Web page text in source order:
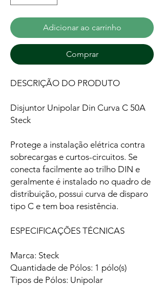
Adicionar ao carrinho
Comprar
DESCRIÇÃO DO PRODUTO
Disjuntor Unipolar Din Curva C 50A
Steck
Protege a instalação elétrica contra
sobrecargas e curtos-circuitos. Se
conecta facilmente ao trilho DIN e
geralmente é instalado no quadro de
distribuição, possui curva de disparo
tipo C e tem boa resistência.
ESPECIFICAÇÕES TÉCNICAS
Marca: Steck
Quantidade de Pólos: 1 pólo(s)
Tipos de Pólos: Unipolar